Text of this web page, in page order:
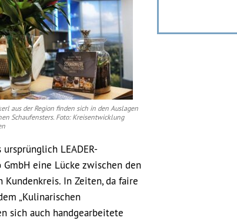
aus der Region finden sich in den Auslagen
Schaufensters. Foto: Kreisentwicklung
LEADER-
eine Lücke zwischen den
In Zeiten, da faire
„Kulinarischen
sich auch handgearbeitete